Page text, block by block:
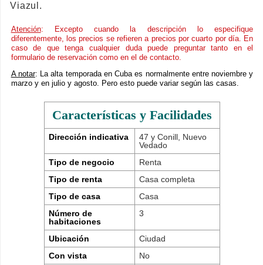
Viazul.
Atención: Excepto cuando la descripción lo especifique
diferentemente, los precios se refieren a precios por cuarto por día. En
caso de que tenga cualquier duda puede preguntar tanto en el
formulario de reservación como en el de contacto.
A notar: La alta temporada en Cuba es normalmente entre noviembre y
marzo y en julio y agosto. Pero esto puede variar según las casas.
Características y Facilidades
Dirección indicativa
47 y Conill, Nuevo
Vedado
Tipo de negocio
Renta
Tipo de renta
Casa completa
Tipo de casa
Casa
Número de
habitaciones
3
Ubicación
Ciudad
Con vista
No